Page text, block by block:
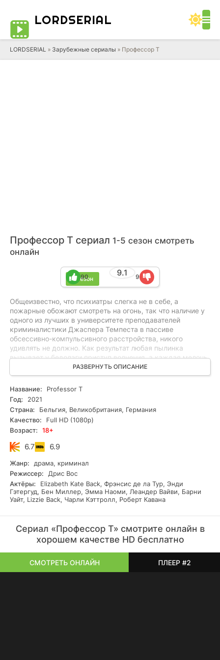
LORDSERIAL
LORDSERIAL » Зарубежные сериалы » Профессор Т
Профессор Т сериал 1-5 сезон смотреть
онлайн
5 сезон
9.1
90 9
Общеизвестно, что психиатры слегка не в себе, а
пожарные обожают смотреть на огонь, так что наличие у
одного из лучших в университете преподавателей
криминалистики Джаспера Темпеста в пассиве
обсессивно-компульсивного расстройства, никого
удивлять не должно. Как результат любая пылинка
вызывает у бедолаги приступ волнения, а каждая мелочь
неукоснительно должна находиться на положенном
месте, и не дай бог ее кому-нибудь подвинуть. Впрочем,
все эти утомительные в быту нюансы ничуть не мешают
пользоваться у школяров и преподавательского состава
авторитетом и популярностью, но и самому быть
экспертом в обнаружении улик и построении
психологических портретов. Именно поэтому, когда
прямо в студенческом городке обнаруживается труп
студентки последнего курса, сперва подвергшейся
насилию, а затем жестоко убитой, следователь Лиза
Донкерс, после тщетных попыток отыскать свидетелей,
или хоть какие-то следы душегуба, решает обратиться к
Темпесту. Дело в том, что мужчина был некогда ее
педагогом, и теперь, хоть и неохотно, соглашается помочь
макушку окунуться в тину местных запутанных
отношений, и заняться раскрытием многочисленных
секретов и тайн.
РАЗВЕРНУТЬ ОПИСАНИЕ
Название:
Professor T
Год:
2021
Страна:
Бельгия, Великобритания, Германия
Качество:
Full HD (1080p)
Возраст:
18+
6.7 6.9
Жанр:
драма, криминал
Режиссер:
Дрис Вос
Актёры:
Elizabeth Kate Back, Фрэнсис де ла Тур, Энди
Гэтергуд, Бен Миллер, Эмма Наоми, Леандер Вайви, Барни
Уайт, Lizzie Back, Чарли Кэттролл, Роберт Кавана
Сериал «Профессор Т» смотрите онлайн в
хорошем качестве HD бесплатно
СМОТРЕТЬ ОНЛАЙН ПЛЕЕР #2